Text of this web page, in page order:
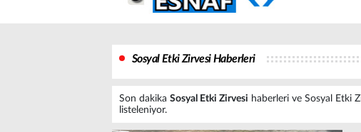
Sosyal Etki Zirvesi Haberleri
Son dakika Sosyal Etki Zirvesi haberleri ve Sosyal Etki
listeleniyor.